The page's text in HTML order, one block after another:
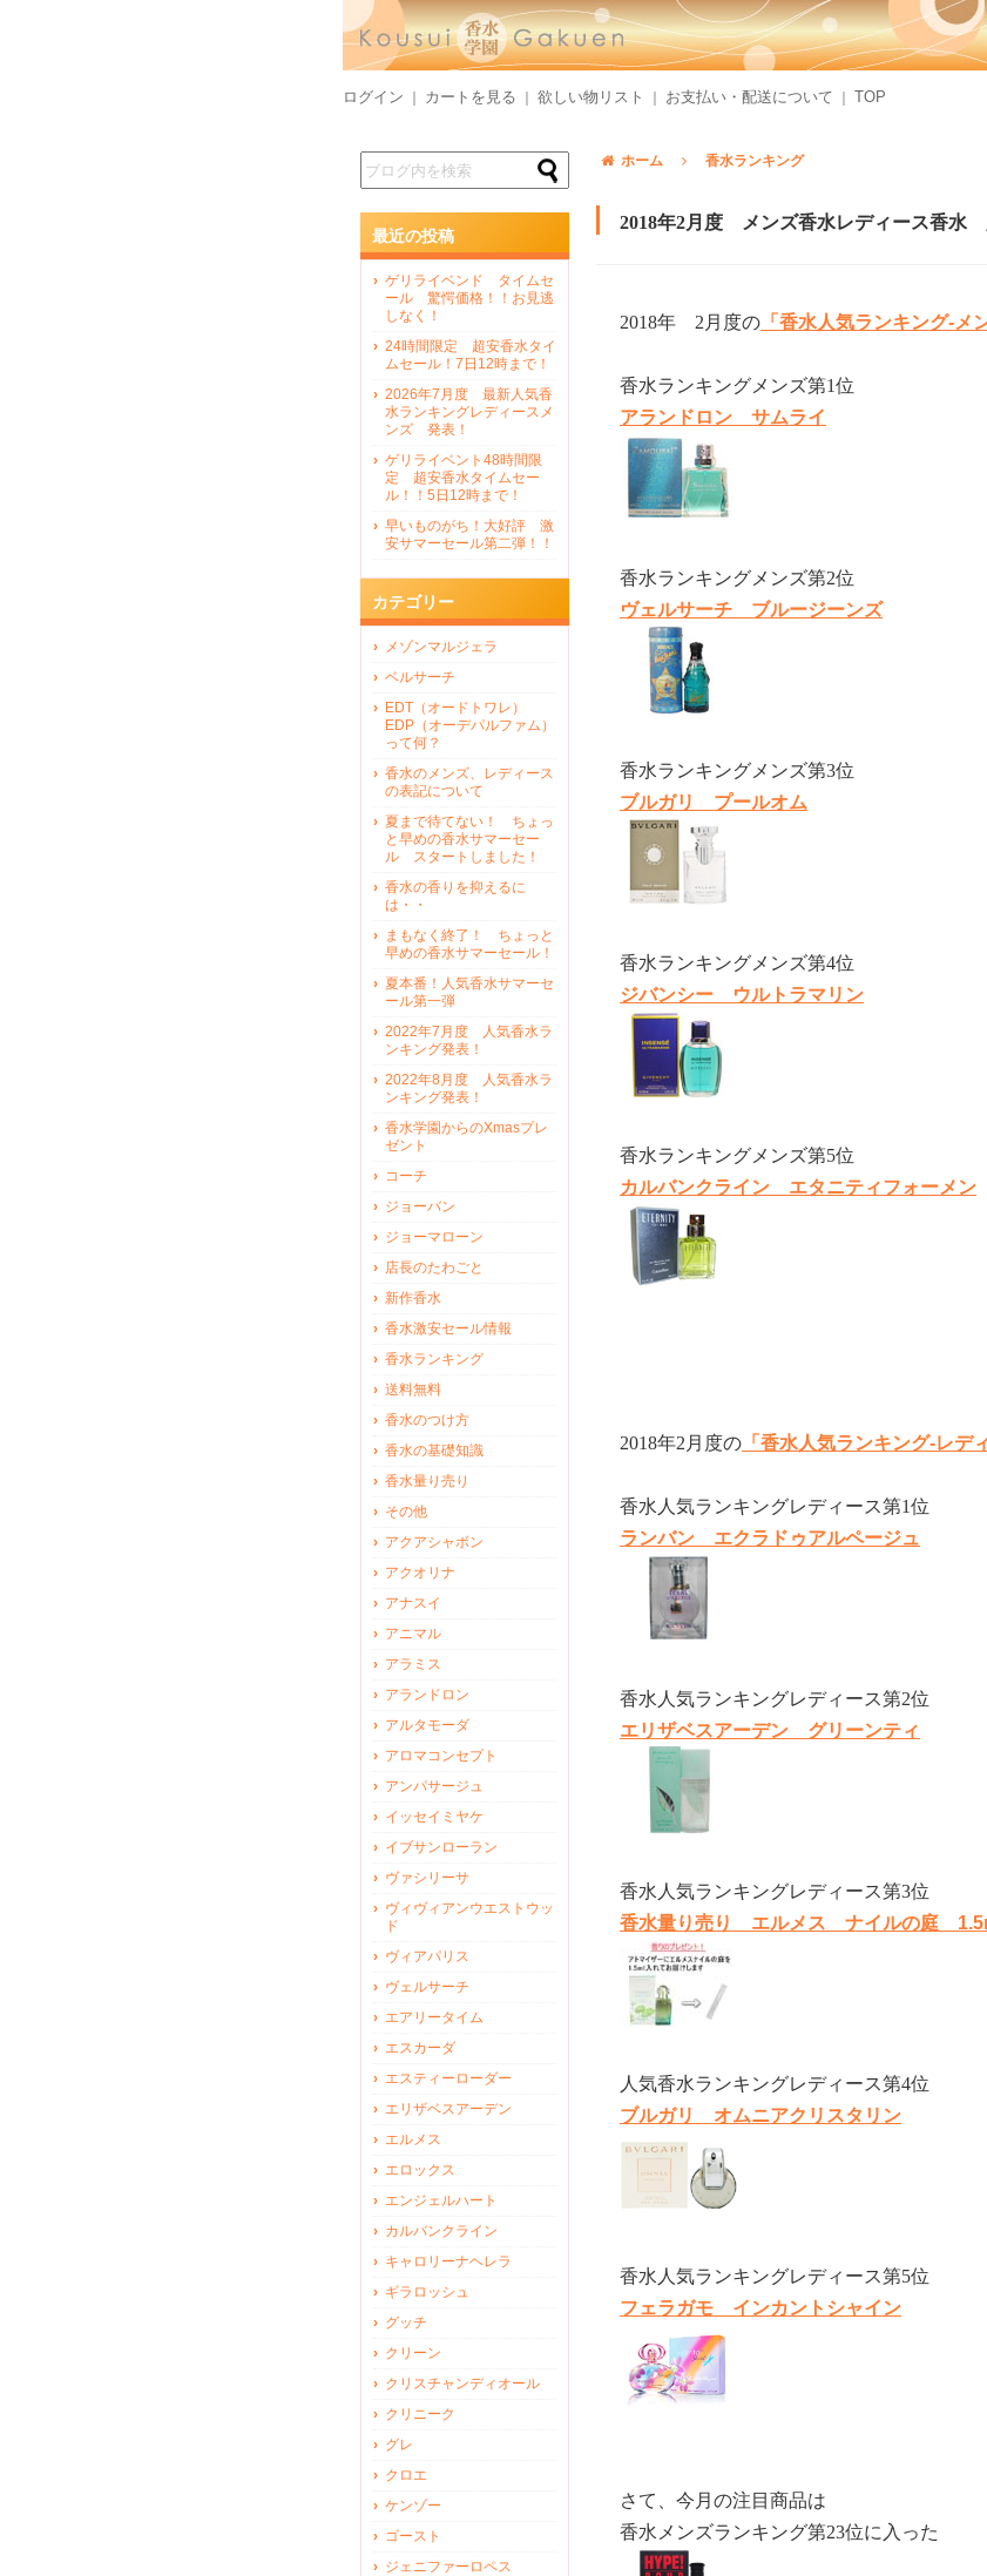
ログイン カートを見る 欲しい物リスト お支払い・配送について TOP
ホーム 香水ランキング
2018年2月度 メンズ香水レディース香水
2018年 2月度の 「香水人気ランキング-メ
香水ランキングメンズ第1位
アランドロン サムライ
香水ランキングメンズ第2位
ヴェルサーチ ブルージーンズ
香水ランキングメンズ第3位
ブルガリ プールオム
香水ランキングメンズ第4位
ジバンシー ウルトラマリン
香水ランキングメンズ第5位
カルバンクライン エタニティフォーメン
2018年2月度の 「香水人気ランキング-レデ
香水人気ランキングレディース第1位
ランバン エクラドゥアルページュ
香水人気ランキングレディース第2位
エリザベスアーデン グリーンティ
香水人気ランキングレディース第3位
香水量り売り エルメス ナイルの庭
人気香水ランキングレディース第4位
ブルガリ オムニアクリスタリン
香水人気ランキングレディース第5位
フェラガモ インカントシャイン
さて、今月の注目商品は
香水メンズランキング第23位に入った
最近の投稿
ゲリライベンド タイムセ
ール 驚愕価格！！お見逃
しなく！
24時間限定 超安香水タイ
ムセール！7日12時まで！
2026年7月度 最新人気香
水ランキングレディースメ
ンズ 発表！
ゲリライベント48時間限
定 超安香水タイムセー
ル！！5日12時まで！
早いものがち！大好評 激
安サマーセール第二弾！！
カテゴリー
メゾンマルジェラ
ベルサーチ
EDT（オードトワレ）
EDP（オーデパルファム）
って何？
香水のメンズ、レディース
の表記について
夏まで待てない！ ちょっ
と早めの香水サマーセー
ル スタートしました！
香水の香りを抑えるに
は・・
まもなく終了！ ちょっと
早めの香水サマーセール！
夏本番！人気香水サマーセ
ール第一弾
2022年7月度 人気香水ラ
ンキング発表！
2022年8月度 人気香水ラ
ンキング発表！
香水学園からのXmasプレ
ゼント
コーチ
ジョーバン
ジョーマローン
店長のたわごと
新作香水
香水激安セール情報
香水ランキング
送料無料
香水のつけ方
香水の基礎知識
香水量り売り
その他
アクアシャボン
アクオリナ
アナスイ
アニマル
アラミス
アランドロン
アルタモーダ
アロマコンセプト
アンパサージュ
イッセイミヤケ
イブサンローラン
ヴァシリーサ
ヴィヴィアンウエストウッ
ド
ヴィアパリス
ヴェルサーチ
エアリータイム
エスカーダ
エスティーローダー
エリザベスアーデン
エルメス
エロックス
エンジェルハート
カルバンクライン
キャロリーナヘレラ
ギラロッシュ
グッチ
クリーン
クリスチャンディオール
クリニーク
グレ
クロエ
ケンゾー
ゴースト
ジェニファーロペス